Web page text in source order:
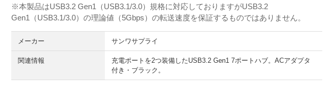
※本製品はUSB3.2 Gen1（USB3.1/3.0）規格に対応しておりますがUSB3.2
Gen1（USB3.1/3.0）の理論値（5Gbps）の転送速度を保証するものではありません。
メーカー サンワサプライ
関連情報
充電ポートを2つ装備したUSB3.2 Gen1 7ポートハブ。ACアダプタ
付き・ブラック。